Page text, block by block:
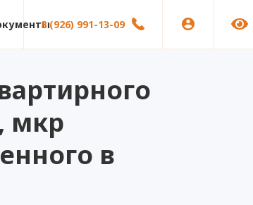
8 (926) 991-13-09
мкр
в